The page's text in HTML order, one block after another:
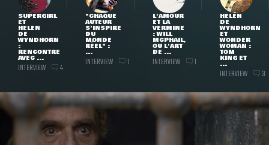
SUPERGIRL
ET
HELEN
DE
WYNDHORN
:
RENCONTRE
AVEC ...
INTERVIEW 4
"CHAQUE
AUTEUR
S'INSPIRE
DU
MONDE
RÉEL" :
...
INTERVIEW 1
L'AMOUR
ET LA
VERMINE
: WILL
MCPHAIL,
OU L'ART
DE ...
INTERVIEW 1
HELEN
DE
WYNDHORN
ET
WONDER
WOMAN :
TOM
KING ET
...
INTERVIEW 3